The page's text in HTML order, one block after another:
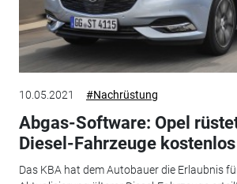
10.05.2021 #Nachrüstung
Abgas-Software: Opel
Diesel-Fahrzeuge
Das KBA hat dem Autobauer die Erlaubnis